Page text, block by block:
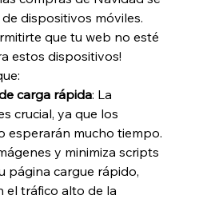
dispositivos móviles.
que tu web no esté
estos dispositivos!
carga rápida: La
crucial, ya que los
esperarán mucho tiempo.
y minimiza scripts
página cargue rápido,
el tráfico alto de la